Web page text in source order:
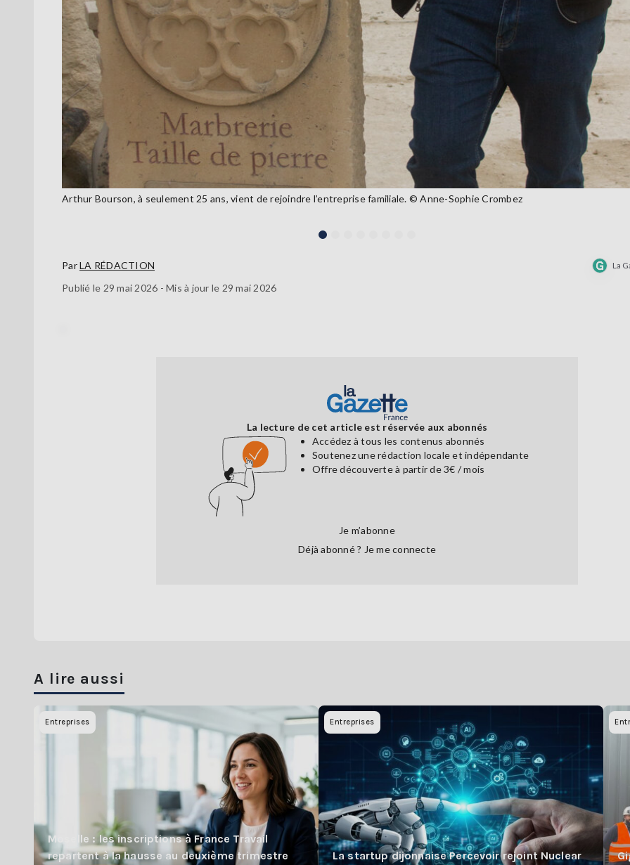
Arthur Bourson, à seulement 25 ans, vient de rejoindre l’entreprise familiale. © Anne-Sophie Crombez
ParLA RÉDACTION La
Publié le 29 mai 2026 - Mis à jour le 29 mai 2026
La lecture de cet article est réservée aux abonnés
Accédez à tous les contenus abonnés
Soutenez une rédaction locale et indépendante
Offre découverte à partir de 3€ / mois
Je m’abonne
Déjà abonné ? Je me connecte
A lire aussi
Entreprises
Moselle : les inscriptions à France Travail
repartent à la hausse au deuxième trimestre
Entreprises
La startup dijonnaise Percevoir rejoint Nuclear